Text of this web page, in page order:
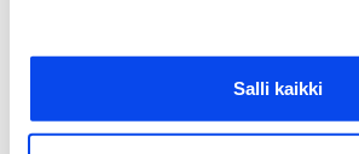
Salli kaikki